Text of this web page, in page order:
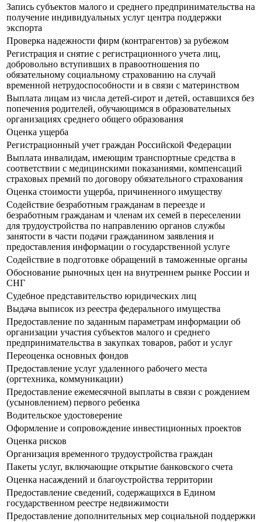
Запись субъектов малого и среднего предпринимательства на
получение индивидуальных услуг центра поддержки
экспорта
Проверка надежности фирм (контрагентов) за рубежом
Регистрация и снятие с регистрационного учета лиц,
добровольно вступивших в правоотношения по
обязательному социальному страхованию на случай
временной нетрудоспособности и в связи с материнством
Выплата лицам из числа детей-сирот и детей, оставшихся без
попечения родителей, обучающимся в образовательных
организациях среднего общего образования
Оценка ущерба
Регистрационный учет граждан Российской Федерации
Выплата инвалидам, имеющим транспортные средства в
соответствии с медицинскими показаниями, компенсаций
страховых премий по договору обязательного страхования
Оценка стоимости ущерба, причиненного имуществу
Содействие безработным гражданам в переезде и
безработным гражданам и членам их семей в переселении
для трудоустройства по направлению органов службы
занятости в части подачи гражданином заявления и
предоставления информации о государственной услуге
Содействие в подготовке обращений в таможенные органы
Обоснование рыночных цен на внутреннем рынке России и
СНГ
Судебное представительство юридических лиц
Выдача выписок из реестра федерального имущества
Предоставление по заданным параметрам информации об
организации участия субъектов малого и среднего
предпринимательства в закупках товаров, работ и услуг
Переоценка основных фондов
Предоставление услуг удаленного рабочего места
(оргтехника, коммуникации)
Предоставление ежемесячной выплаты в связи с рождением
(усыновлением) первого ребенка
Водительское удостоверение
Оформление и сопровождение инвестиционных проектов
Оценка рисков
Организация временного трудоустройства граждан
Пакеты услуг, включающие открытие банковского счета
Оценка насаждений и благоустройства территории
Предоставление сведений, содержащихся в Едином
государственном реестре недвижимости
Предоставление дополнительных мер социальной поддержки